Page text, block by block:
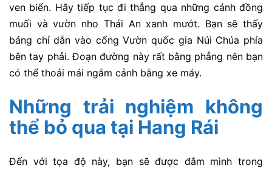
ven biển. Hãy tiếp tục đi thẳng qua những cánh đồng
muối và vườn nho Thái An xanh mướt. Bạn sẽ thấy
bảng chỉ dẫn vào cổng Vườn quốc gia Núi Chúa phía
bên tay phải. Đoạn đường này rất bằng phẳng nên bạn
có thể thoải mái ngắm cảnh bằng xe máy.
Những trải nghiệm không
thể bỏ qua tại Hang Rái
Đến với tọa độ này, bạn sẽ được đắm mình trong